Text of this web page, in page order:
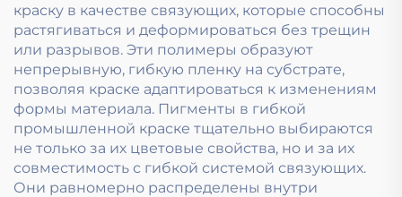
краску в качестве связующих, которые способны
растягиваться и деформироваться без трещин
или разрывов. Эти полимеры образуют
непрерывную, гибкую пленку на субстрате,
позволяя краске адаптироваться к изменениям
формы материала. Пигменты в гибкой
промышленной краске тщательно выбираются
не только за их цветовые свойства, но и за их
совместимость с гибкой системой связующих.
Они равномерно распределены внутри